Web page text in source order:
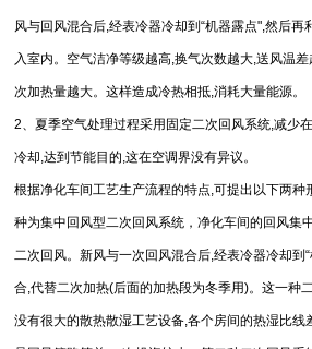
风与回风混合后,经表冷器冷却到“机器露点",然后再
入室内。空气洁净等级越高,换气次数越大,送风温
次加热量越大。这样造成冷热相抵,消耗大量能源。
2、夏季空气处理过程采用固定二次回风系统,减少
冷却,达到节能目的,这在空调界没有异议。
根据净化车间工艺生产流程的特点,可提出以下两种
种为集中回风型二次回风系统，净化车间的回风集
二次回风。新风与一次回风混合后,经表冷器冷却到
合,代替二次加热(后面的加热段为冬季用)。这一种
没有很大的散热散湿工艺设备,各个房间的热湿比线